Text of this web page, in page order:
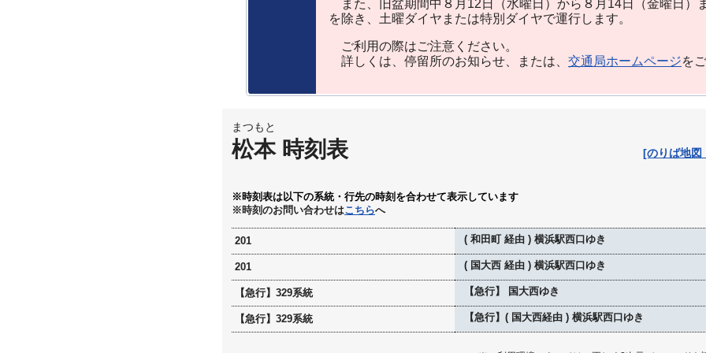
また、旧盆期間中８月12日（水曜日）から８月14日（金曜日）
を除き、土曜ダイヤまたは特別ダイヤで運行します。
ご利用の際はご注意ください。
詳しくは、停留所のお知らせ、または、 交通局ホームページを
まつもと
松本 時刻表 [のりば地図
※時刻表は以下の系統・行先の時刻を合わせて表示しています
※時刻のお問い合わせはこちらへ
201 ( 和田町 経由 ) 横浜駅西口ゆき
201 ( 国大西 経由 ) 横浜駅西口ゆき
【急行】329系統 【急行】 国大西ゆき
【急行】329系統 【急行】( 国大西経由 ) 横浜駅西口ゆき